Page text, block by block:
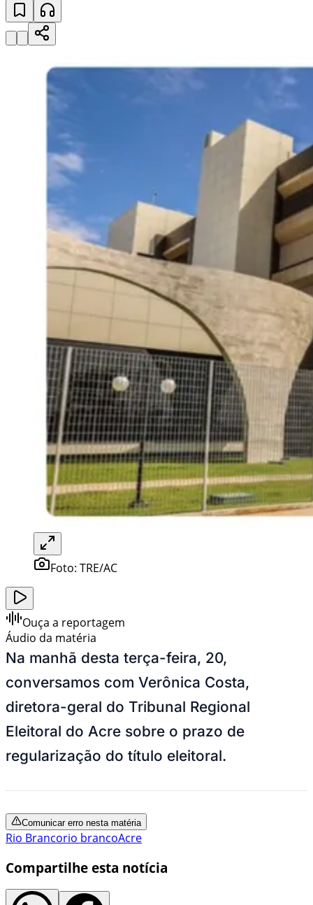
Foto: TRE/AC
Ouça a reportagem
Áudio da matéria
Na manhã desta terça-feira, 20,
conversamos com Verônica Costa,
diretora-geral do Tribunal Regional
Eleitoral do Acre sobre o prazo de
regularização do título eleitoral.
Comunicar erro nesta matéria
Rio Brancorio brancoAcre
Compartilhe esta notícia